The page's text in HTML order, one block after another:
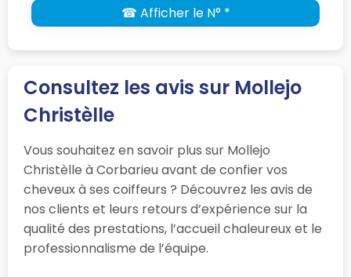
☎ Afficher le N° *
Consultez les avis sur Mollejo
Christèlle
Vous souhaitez en savoir plus sur Mollejo
Christèlle à Corbarieu avant de confier vos
cheveux à ses coiffeurs ? Découvrez les avis de
nos clients et leurs retours d’expérience sur la
qualité des prestations, l’accueil chaleureux et le
professionnalisme de l’équipe.